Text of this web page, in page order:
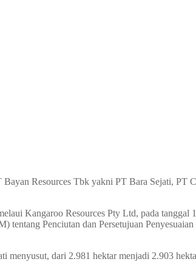
Resources Tbk yakni PT Bara Sejati, PT
Kangaroo Resources Pty Ltd, pada tanggal
Penciutan dan Persetujuan
dari 2.981 hektar menjadi 2.903